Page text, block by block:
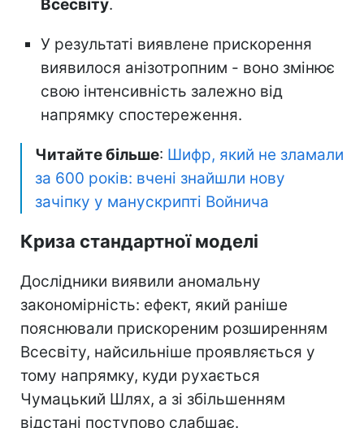
Всесвіту.
У результаті виявлене прискорення
виявилося анізотропним - воно змінює
свою інтенсивність залежно від
напрямку спостереження.
Читайте більше: Шифр, який не зламали
за 600 років: вчені знайшли нову
зачіпку у манускрипті Войнича
Криза стандартної моделі
Дослідники виявили аномальну
закономірність: ефект, який раніше
пояснювали прискореним розширенням
Всесвіту, найсильніше проявляється у
тому напрямку, куди рухається
Чумацький Шлях, а зі збільшенням
відстані поступово слабшає.